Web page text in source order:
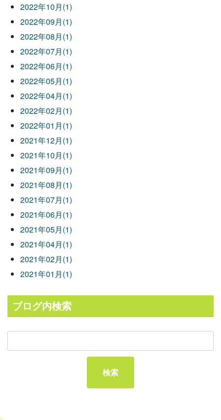
2022年10月(1)
2022年09月(1)
2022年08月(1)
2022年07月(1)
2022年06月(1)
2022年05月(1)
2022年04月(1)
2022年02月(1)
2022年01月(1)
2021年12月(1)
2021年10月(1)
2021年09月(1)
2021年08月(1)
2021年07月(1)
2021年06月(1)
2021年05月(1)
2021年04月(1)
2021年02月(1)
2021年01月(1)
ブログ内検索